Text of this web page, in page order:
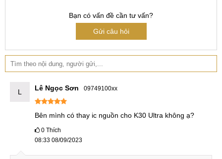
Ép, thay mặt kính Xiaomi Redmi K30, K30 Pro
Thay camera Xiaomi Redmi K30, K30 Pro
Thay pin Xiaomi Redmi K30, K30 Pro
Thay vỏ Xiaomi Redmi K30, K30 Pro
Thay chân sạc Xiaomi Redmi K30, K30 Pro
Thay loa Xiaomi Redmi K30, K30 Pro
Thay, sửa wifi Xiaomi Redmi K30, K30 Pro
Bạn có vấn đề cần tư vấn?
Gửi câu hỏi
L Lê Ngọc Sơn 09749100xx
Bên mình có thay ic nguồn cho K30 Ultra không ạ?
0 Thích
08:33 08/09/2023